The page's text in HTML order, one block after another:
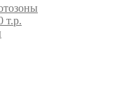
т.р.